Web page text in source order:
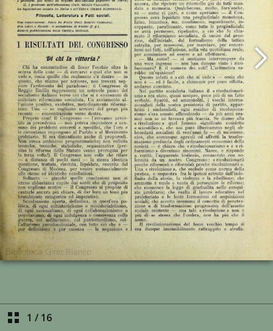
1 / 16